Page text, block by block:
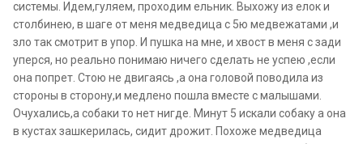
системы. Идем,гуляем, проходим ельник. Выхожу из елок и
столбинею, в шаге от меня медведица с 5ю медвежатами ,и
зло так смотрит в упор. И пушка на мне, и хвост в меня с зади
уперся, но реально понимаю ничего сделать не успею ,если
она попрет. Стою не двигаясь ,а она головой поводила из
стороны в сторону,и медлено пошла вместе с малышами.
Очухались,а собаки то нет нигде. Минут 5 искали собаку а она
в кустах зашкерилась, сидит дрожит. Похоже медведица